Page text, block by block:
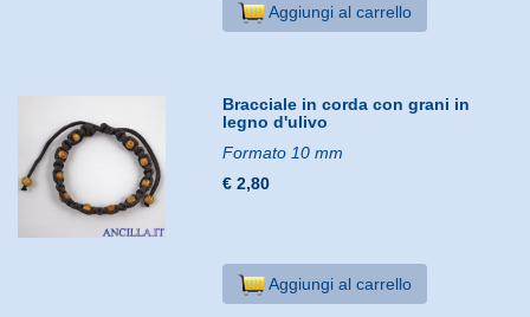
Aggiungi al carrello
Bracciale in corda con grani in
legno d'ulivo
Formato 10 mm
€ 2,80
Aggiungi al carrello